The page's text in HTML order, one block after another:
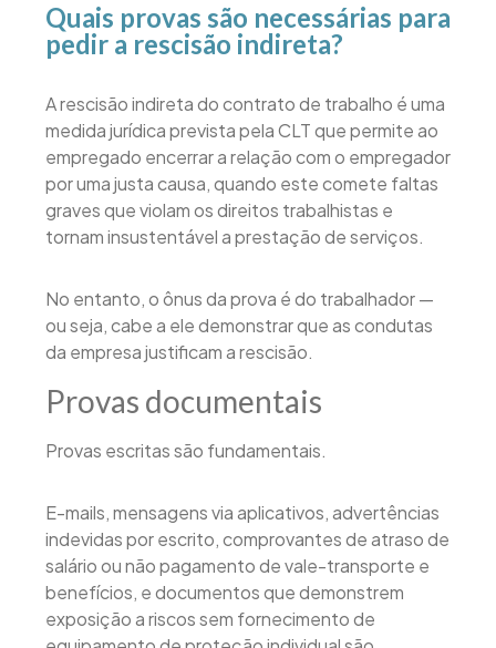
Quais provas são necessárias para
pedir a rescisão indireta?
A rescisão indireta do contrato de trabalho é uma
medida jurídica prevista pela CLT que permite ao
empregado encerrar a relação com o empregador
por uma justa causa, quando este comete faltas
graves que violam os direitos trabalhistas e
tornam insustentável a prestação de serviços.
No entanto, o ônus da prova é do trabalhador —
ou seja, cabe a ele demonstrar que as condutas
da empresa justificam a rescisão.
Provas documentais
Provas escritas são fundamentais.
E-mails, mensagens via aplicativos, advertências
indevidas por escrito, comprovantes de atraso de
salário ou não pagamento de vale-transporte e
benefícios, e documentos que demonstrem
exposição a riscos sem fornecimento de